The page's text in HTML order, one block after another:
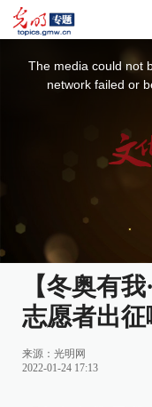
The media could not
network failed or
【冬奥有
志愿者出征
来源： 光明网
2022-01-24 17:13